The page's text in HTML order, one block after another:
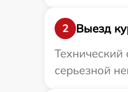
2
Выезд
серьезной